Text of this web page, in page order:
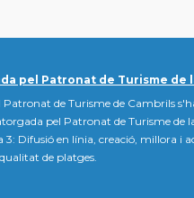
pel Patronat de Turisme de
de Turisme de Cambrils
pel Patronat de Turisme de
3: Difusió en línia, creació, millora
de platges.